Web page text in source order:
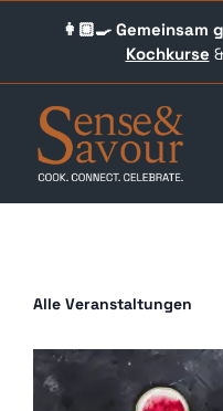
👩🏼‍🍳 Gemeinsam
Kochkurse &
Über uns
Qookingtable
Alle Veranstaltungen